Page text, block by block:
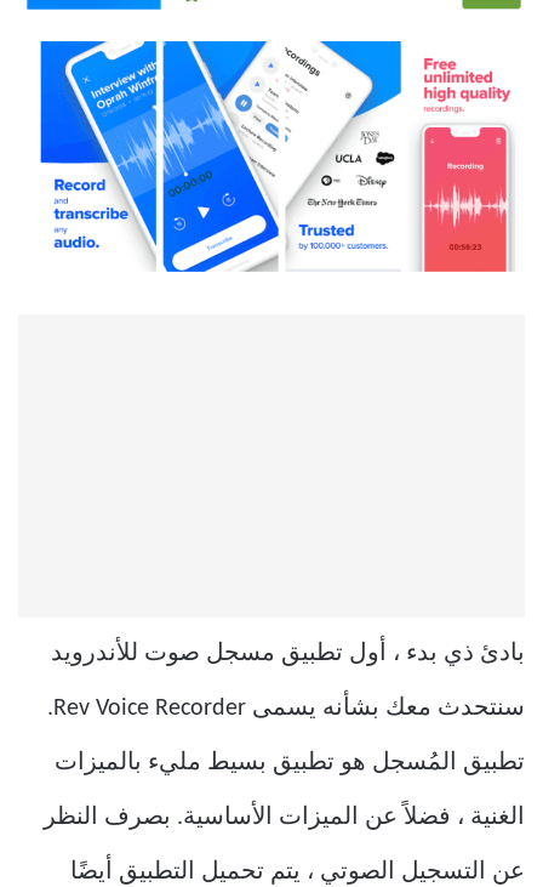
بادئ ذي بدء ، أول تطبيق مسجل صوت للأندرويد
سنتحدث معك بشأنه يسمى Rev Voice Recorder.
تطبيق المُسجل هو تطبيق بسيط مليء بالميزات
الغنية ، فضلاً عن الميزات الأساسية. بصرف النظر
عن التسجيل الصوتي ، يتم تحميل التطبيق أيضًا